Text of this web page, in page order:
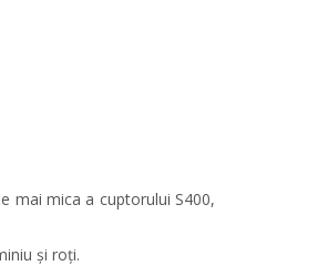
mai mica a cuptorului S400,
și roți.